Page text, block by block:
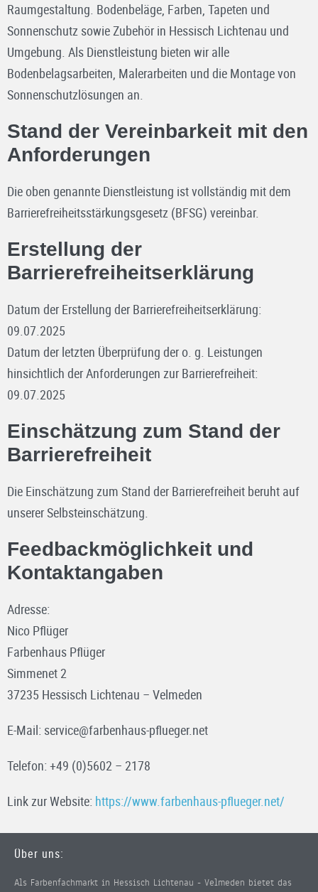
Raumgestaltung. Bodenbeläge, Farben, Tapeten und
Sonnenschutz sowie Zubehör in Hessisch Lichtenau und
Umgebung. Als Dienstleistung bieten wir alle
Bodenbelagsarbeiten, Malerarbeiten und die Montage von
Sonnenschutzlösungen an.
Stand der Vereinbarkeit mit den
Anforderungen
Die oben genannte Dienstleistung ist vollständig mit dem
Barrierefreiheitsstärkungsgesetz (BFSG) vereinbar.
Erstellung der
Barrierefreiheitserklärung
Datum der Erstellung der Barrierefreiheitserklärung:
09.07.2025
Datum der letzten Überprüfung der o. g. Leistungen
hinsichtlich der Anforderungen zur Barrierefreiheit:
09.07.2025
Einschätzung zum Stand der
Barrierefreiheit
Die Einschätzung zum Stand der Barrierefreiheit beruht auf
unserer Selbsteinschätzung.
Feedbackmöglichkeit und
Kontaktangaben
Adresse:
Nico Pflüger
Farbenhaus Pflüger
Simmenet 2
37235 Hessisch Lichtenau – Velmeden
E-Mail: service@farbenhaus-pflueger.net
Telefon: +49 (0)5602 – 2178
Link zur Website: https://www.farbenhaus-pflueger.net/
Über uns:
Als Farbenfachmarkt in Hessisch Lichtenau - Velmeden bietet das